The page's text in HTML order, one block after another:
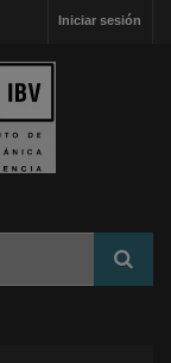
Iniciar sesión